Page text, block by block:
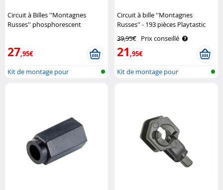
Circuit à Billes ''Montagnes
Russes'' phosphorescent
27,95€
Kit de montage pour
Circuit à bille ''Montagnes
Russes'' - 193 pièces Playtastic
39,95€ Prix conseillé
21,95€
Kit de montage pour